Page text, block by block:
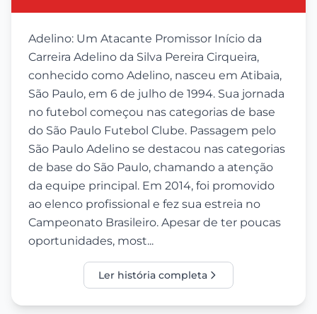
Adelino: Um Atacante Promissor Início da
Carreira Adelino da Silva Pereira Cirqueira,
conhecido como Adelino, nasceu em Atibaia,
São Paulo, em 6 de julho de 1994. Sua jornada
no futebol começou nas categorias de base
do São Paulo Futebol Clube. Passagem pelo
São Paulo Adelino se destacou nas categorias
de base do São Paulo, chamando a atenção
da equipe principal. Em 2014, foi promovido
ao elenco profissional e fez sua estreia no
Campeonato Brasileiro. Apesar de ter poucas
oportunidades, most...
Ler história completa